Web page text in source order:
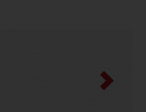
Next